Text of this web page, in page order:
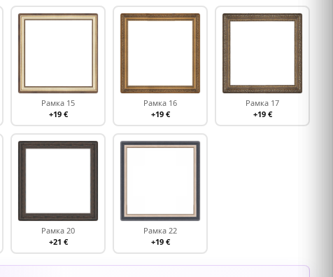
Рамка 15
+19 €
Рамка 16
+19 €
Рамка 17
+19 €
Рамка 20
+21 €
Рамка 22
+19 €